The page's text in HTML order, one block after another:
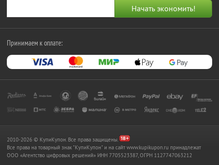
Принимаем к оплате:
2010-2026 © КупиКупон. Все права защищены.
Все права на товарный знак "КупиКупон" и на сайт www.kupikupon.ru принадлежат
OOO «Агентство цифровых решений» ИНН 7705523387, ОГРН 1127747063212